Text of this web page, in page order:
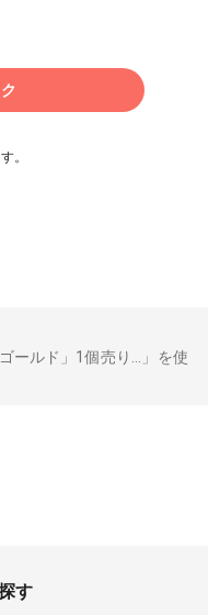
。
ールド」1個売り...」を使
す